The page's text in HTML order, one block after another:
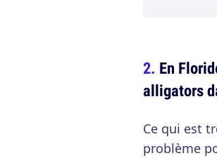
En
alligators
Ce qui est
problème